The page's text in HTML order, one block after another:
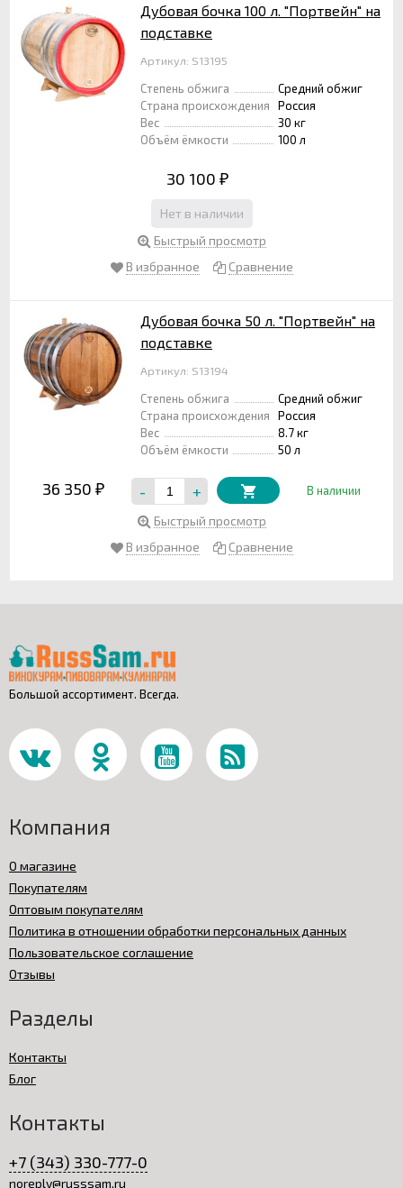
Дубовая бочка 100 л. "Портвейн" на
подставке
Артикул: S13195
Степень обжига
Средний обжиг
Страна происхождения
Россия
Вес
30 кг
Объём ёмкости
100 л
30 100 ₽
Нет в наличии
Быстрый просмотр
В избранное
Сравнение
Дубовая бочка 50 л. "Портвейн" на
подставке
Артикул: S13194
Степень обжига
Средний обжиг
Страна происхождения
Россия
Вес
8.7 кг
Объём ёмкости
50 л
36 350 ₽ - + В наличии
Быстрый просмотр
В избранное
Сравнение
Большой ассортимент. Всегда.
Компания
О магазине
Покупателям
Оптовым покупателям
Политика в отношении обработки персональных данных
Пользовательское соглашение
Отзывы
Разделы
Контакты
Блог
Контакты
+7 (343) 330-777-0
noreply@russsam.ru